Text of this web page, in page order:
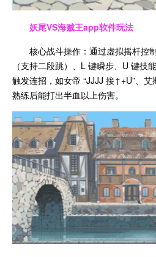
妖尾VS海贼王app软件玩法
核心战斗操作：通过虚拟摇杆控
（支持二段跳）、L 键瞬步、U 键技
触发连招，如女帝 “JJJJ 接↑+U”、艾
熟练后能打出半血以上伤害。